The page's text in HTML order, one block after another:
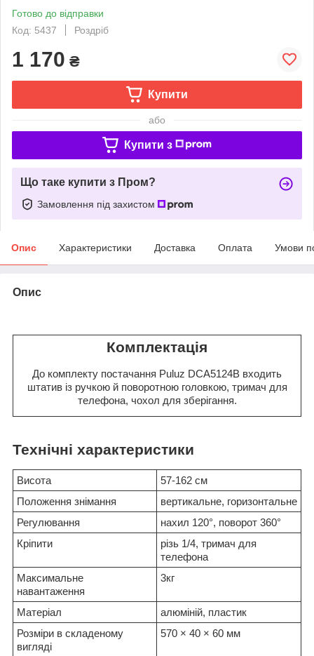
Готово до відправки
Код: 5437
Роздріб
1 170 ₴
Купити
або
Купити з
Що таке купити з Пром?
Замовлення під захистом
Опис Характеристики Доставка Оплата Умови
Опис
Комплектація
До комплекту постачання Puluz DCA5124B входить
штатив із ручкою й поворотною головкою, тримач для
телефона, чохол для зберігання.
Технічні характеристики
Висота
57-162 см
Положення знімання
вертикальне, горизонтальне
Регулювання
нахил 120°, поворот 360°
Кріпити
різь 1/4, тримач для
телефона
Максимальне
навантаження
3кг
Матеріал
алюміній, пластик
Розміри в складеному
вигляді
570 × 40 × 60 мм